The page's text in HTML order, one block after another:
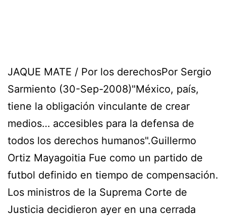
JAQUE MATE / Por los derechosPor Sergio
Sarmiento (30-Sep-2008)"México, país,
tiene la obligación vinculante de crear
medios… accesibles para la defensa de
todos los derechos humanos".Guillermo
Ortiz Mayagoitia Fue como un partido de
futbol definido en tiempo de compensación.
Los ministros de la Suprema Corte de
Justicia decidieron ayer en una cerrada